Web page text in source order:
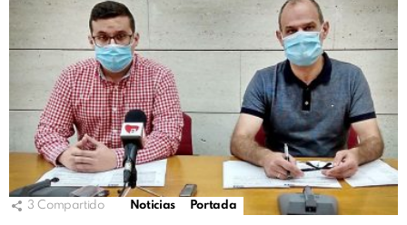
3 Compartido Noticias Portada